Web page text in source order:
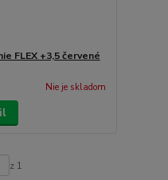
FLEX +3,5 červené
Nie je skladom
z 1